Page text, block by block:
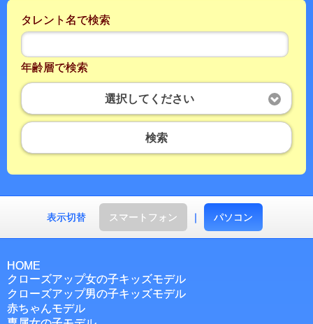
タレント名で検索
年齢層で検索
選択してください
検索
表示切替 スマートフォン ｜ パソコン
HOME
クローズアップ女の子キッズモデル
クローズアップ男の子キッズモデル
赤ちゃんモデル